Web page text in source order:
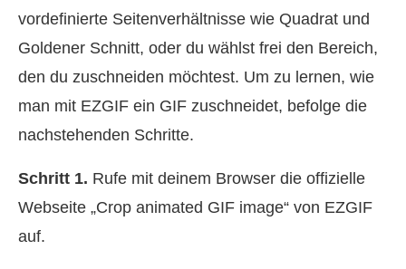
vordefinierte Seitenverhältnisse wie Quadrat und
Goldener Schnitt, oder du wählst frei den Bereich,
den du zuschneiden möchtest. Um zu lernen, wie
man mit EZGIF ein GIF zuschneidet, befolge die
nachstehenden Schritte.
Schritt 1. Rufe mit deinem Browser die offizielle
Webseite „Crop animated GIF image“ von EZGIF
auf.